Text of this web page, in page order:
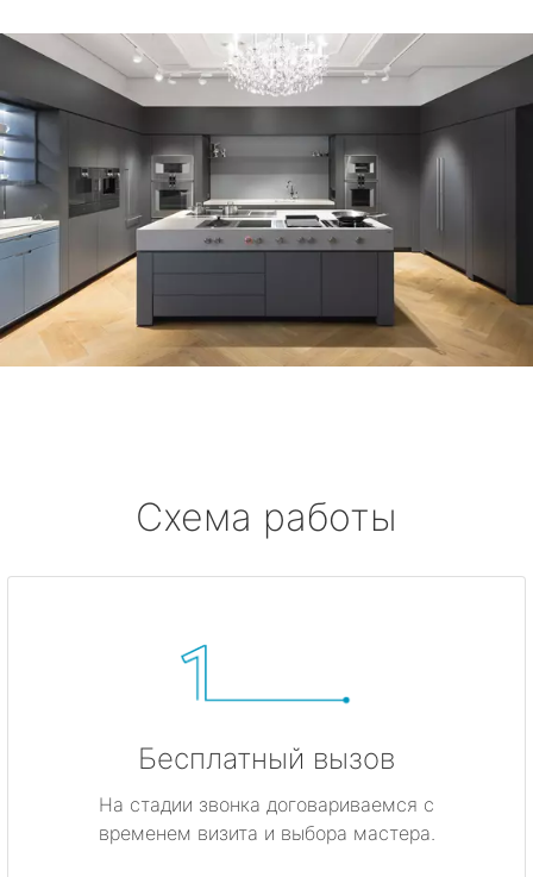
Схема работы
Бесплатный вызов
На стадии звонка договариваемся с
временем визита и выбора мастера.